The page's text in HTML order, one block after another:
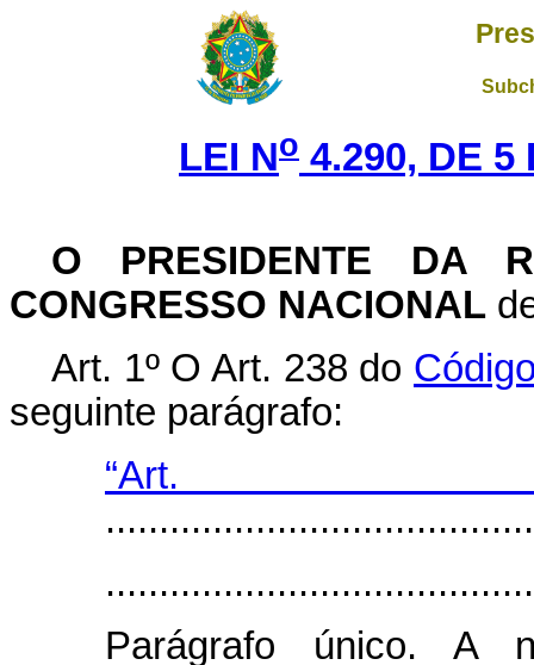
LEI No 4.290, DE 5
O PRESIDENTE DA
CONGRESSO NACIONAL
Art. 1º O Art. 238 do
seguinte parágrafo:
Parágrafo único. A